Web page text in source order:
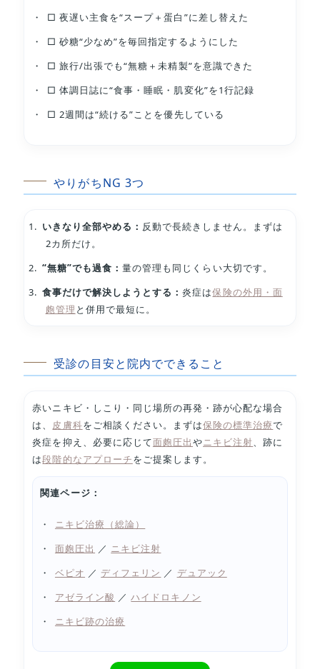
□ 夜遅い主食を“スープ＋蛋白”に差し替えた
□ 砂糖“少なめ”を毎回指定するようにした
□ 旅行/出張でも“無糖＋未精製”を意識できた
□ 体調日誌に“食事・睡眠・肌変化”を1行記録
□ 2週間は“続ける”ことを優先している
やりがちNG 3つ
いきなり全部やめる： 反動で長続きしません。まずは
2カ所だけ。
“無糖”でも過食：量の管理も同じくらい大切です。
食事だけで解決しようとする：炎症は保険の外用・面
皰管理 と併用で最短に。
受診の目安と院内でできること
赤いニキビ・しこり・同じ場所の再発・跡が心配な場合
は、 皮膚科をご相談ください。まずは保険の標準治療で
炎症を抑え、必要に応じて面皰圧出やニキビ注射 、跡に
は段階的なアプローチをご提案します。
関連ページ：
ニキビ治療（総論）
面皰圧出 ／ ニキビ注射
ベピオ ／ ディフェリン ／ デュアック
アゼライン酸 ／ハイドロキノン
ニキビ跡の治療